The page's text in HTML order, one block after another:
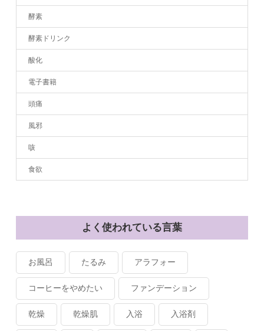
酵素
酵素ドリンク
酸化
電子書籍
頭痛
風邪
咳
食欲
よく使われている言葉
お風呂 たるみ アラフォー
コーヒーをやめたい ファンデーション
乾燥 乾燥肌 入浴 入浴剤